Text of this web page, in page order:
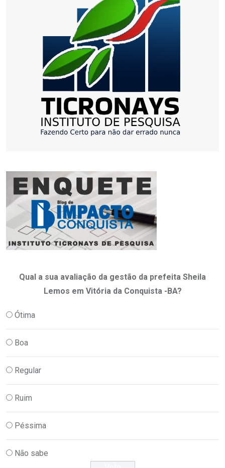
Qual a sua avaliação da gestão da prefeita Sheila
Lemos em Vitória da Conquista -BA?
Ótima
Boa
Regular
Ruim
Péssima
Não sabe